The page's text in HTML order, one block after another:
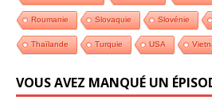
Roumanie Slovaquie Slovénie
Thaïlande Turquie USA
VOUS AVEZ MANQUÉ UN